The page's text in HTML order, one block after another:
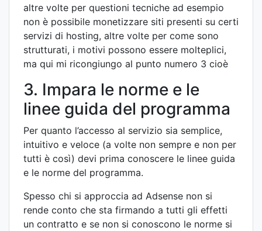
altre volte per questioni tecniche ad esempio
non è possibile monetizzare siti presenti su certi
servizi di hosting, altre volte per come sono
strutturati, i motivi possono essere molteplici,
ma qui mi ricongiungo al punto numero 3 cioè
3. Impara le norme e le
linee guida del programma
Per quanto l’accesso al servizio sia semplice,
intuitivo e veloce (a volte non sempre e non per
tutti è così) devi prima conoscere le linee guida
e le norme del programma.
Spesso chi si approccia ad Adsense non si
rende conto che sta firmando a tutti gli effetti
un contratto e se non si conoscono le norme si